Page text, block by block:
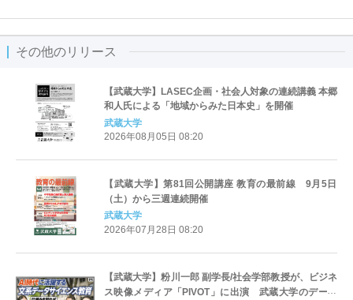
その他のリリース
【武蔵大学】LASEC企画・社会人対象の連続講義 本郷
和人氏による「地域からみた日本史」を開催
武蔵大学
2026年08月05日 08:20
【武蔵大学】第81回公開講座 教育の最前線 9月5日
（土）から三週連続開催
武蔵大学
2026年07月28日 08:20
【武蔵大学】粉川一郎 副学長/社会学部教授が、ビジネ
ス映像メディア「PIVOT」に出演 武蔵大学のデータ